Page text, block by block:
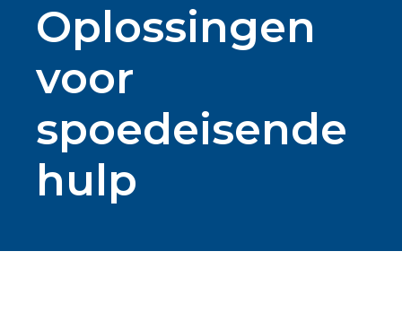
Oplossingen
voor
spoedeisende
hulp